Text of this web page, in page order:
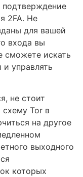
подтверждение
2FA. Не
для вашей
входа вы
сможете искать
управлять
не стоит
схему Tor в
на другое
выходного
которых